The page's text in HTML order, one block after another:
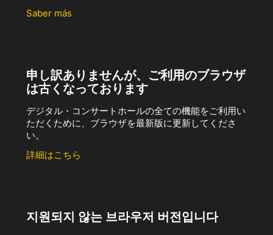
Saber más
申し訳ありませんが、ご利用のブラウザ
は古くなっております
デジタル・コンサートホールの全ての機能をご利用い
ただくために、ブラウザを最新版に更新してくださ
い。
詳細はこちら
지원되지 않는 브라우저 버전입니다